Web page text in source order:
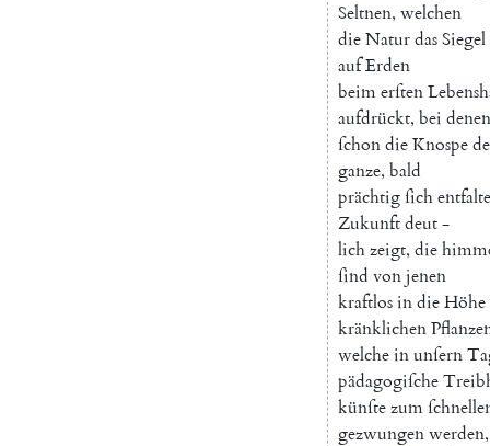
Seltnen, welchen
dieNaturdasSiegel
aufErden
beimerſten
aufdrückt, bei denen
ſchondieKnospe
ganze, bald
prächtigſich
Zukunftdeut-
lichzeigt, die
ſind vonjenen
kraftlosindieHöhe
kränklichen
welcheinunſern
pädagogiſche
künſtezum
gezwungenwerden,